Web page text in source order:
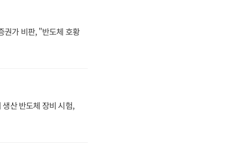
권가 비판, "반도체 호황
산 반도체 장비 시험,